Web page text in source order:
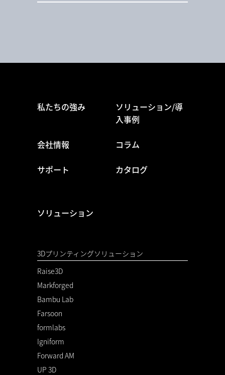
私たちの強み
ソリューション/導
入事例
会社情報 コラム
サポート カタログ
ソリューション
3Dプリンティングソリューション
Raise3D
Markforged
Bambu Lab
Farsoon
formlabs
Igniform
Forward AM
UP 3D